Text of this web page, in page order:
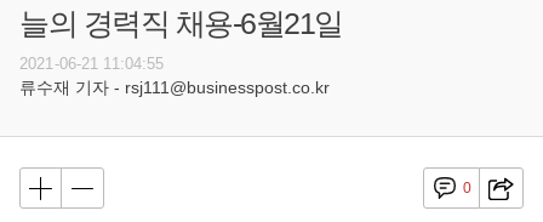
늘의 경력직 채용-6월21일
2021-06-21 11:04:55
류수재 기자 - rsj111@businesspost.co.kr
0